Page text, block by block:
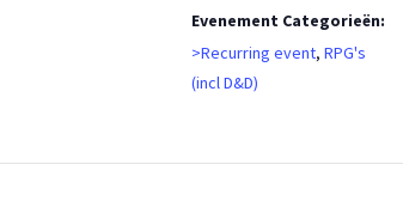
Evenement Categorieën:
>Recurring event, RPG's
(incl D&D)